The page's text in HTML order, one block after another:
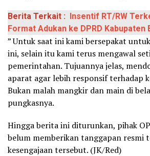
Berita Terkait : Insentif RT/RW
Format Adukan ke DPRD Kabupaten
” Untuk saat ini kami bersepakat
ini, selain itu kami terus mengawal
pemerintahan. Tujuannya jelas,
aparat agar lebih responsif terhadap
Bukan malah mangkir dan main di
pungkasnya.
Hingga berita ini diturunkan, pihak
belum memberikan tanggapan resmi
kesengajaan tersebut. (JK/Red)